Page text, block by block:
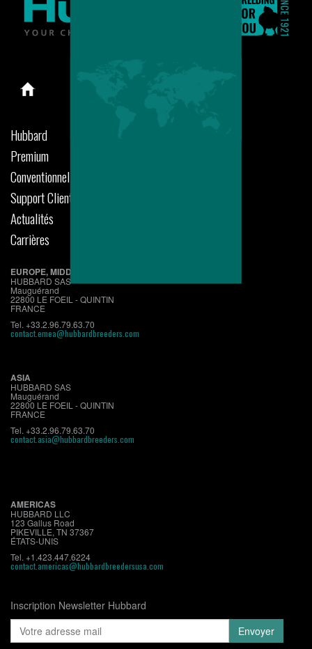
Hubbard
Premium
Conventionnel
Support Clients
Actualités
Carrières
EUROPE, MIDDLE EAST, AFRICA
HUBBARD SAS
Mauguérand
22800 LE FOEIL - QUINTIN
FRANCE
Tel. +33.2.96.79.63.70
contact.emea@hubbardbreeders.com
ASIA
HUBBARD SAS
Mauguérand
22800 LE FOEIL - QUINTIN
FRANCE
Tel. +33.2.96.79.63.70
contact.asia@hubbardbreeders.com
AMERICAS
HUBBARD LLC
123 Gallus Road
PIKEVILLE, TN 37367
ÉTATS-UNIS
Tel. +1.423.447.6224
contact.americas@hubbardbreedersusa.com
Inscription Newsletter Hubbard